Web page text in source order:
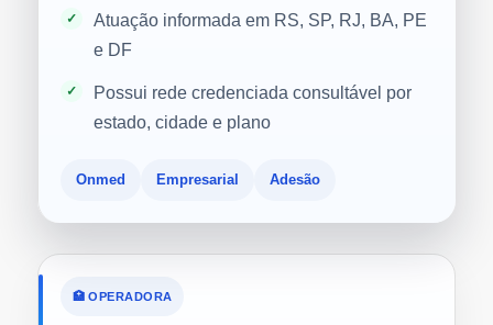
Atuação informada em RS, SP, RJ, BA, PE
e DF
Possui rede credenciada consultável por
estado, cidade e plano
Onmed Empresarial Adesão
🏥 OPERADORA